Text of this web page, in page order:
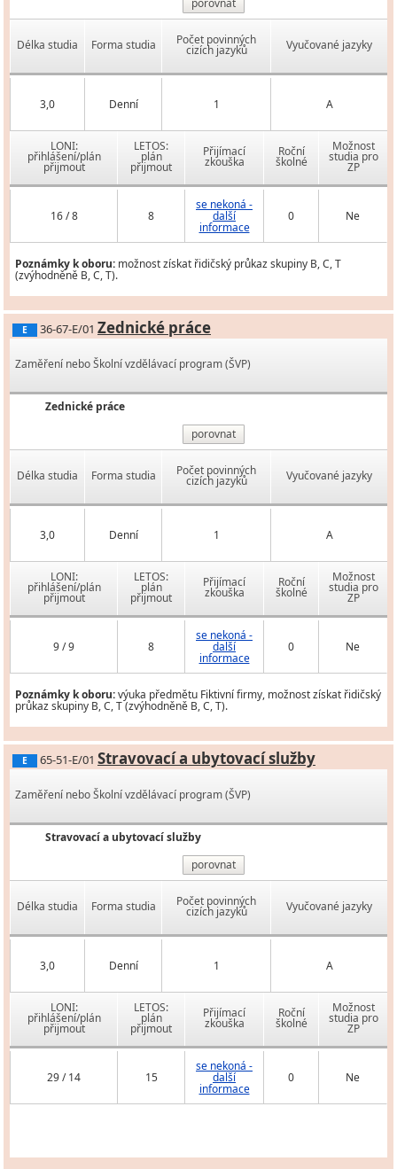
porovnat
Délka studia Forma studia Počet povinných
cizích jazyků Vyučované jazyky
3,0 Denní 1 A
LONI:
přihlášení/plán
přijmout
LETOS:
plán
přijmout
Přijímací
zkouška
Roční
školné
Možnost
studia pro
ZP
16 / 8 8
se nekoná -
další
informace
0 Ne
Poznámky k oboru: možnost získat řidičský průkaz skupiny B, C, T
(zvýhodněně B, C, T).
E 36-67-E/01 Zednické práce
Zaměření nebo Školní vzdělávací program (ŠVP)
Zednické práce
porovnat
Délka studia Forma studia Počet povinných
cizích jazyků Vyučované jazyky
3,0 Denní 1 A
LONI:
přihlášení/plán
přijmout
LETOS:
plán
přijmout
Přijímací
zkouška
Roční
školné
Možnost
studia pro
ZP
9 / 9 8
se nekoná -
další
informace
0 Ne
Poznámky k oboru:výuka předmětu Fiktivní firmy, možnost získat řidičský
průkaz skupiny B, C, T (zvýhodněně B, C, T).
E 65-51-E/01 Stravovací a ubytovací služby
Zaměření nebo Školní vzdělávací program (ŠVP)
Stravovací a ubytovací služby
porovnat
Délka studia Forma studia Počet povinných
cizích jazyků Vyučované jazyky
3,0 Denní 1 A
LONI:
přihlášení/plán
přijmout
LETOS:
plán
přijmout
Přijímací
zkouška
Roční
školné
Možnost
studia pro
ZP
29 / 14 15
se nekoná -
další
informace
0 Ne